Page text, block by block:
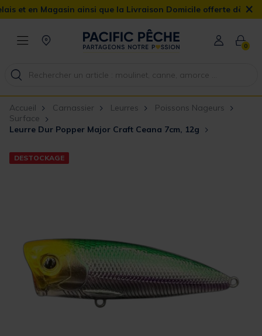
en Magasin ainsi que la Livraison Domicile offerte dès 90€ ×
0
Accueil Carnassier Leurres
Poissons Nageurs
Surface
Leurre Dur Popper Major Craft Ceana 7cm, 12g
DESTOCKAGE